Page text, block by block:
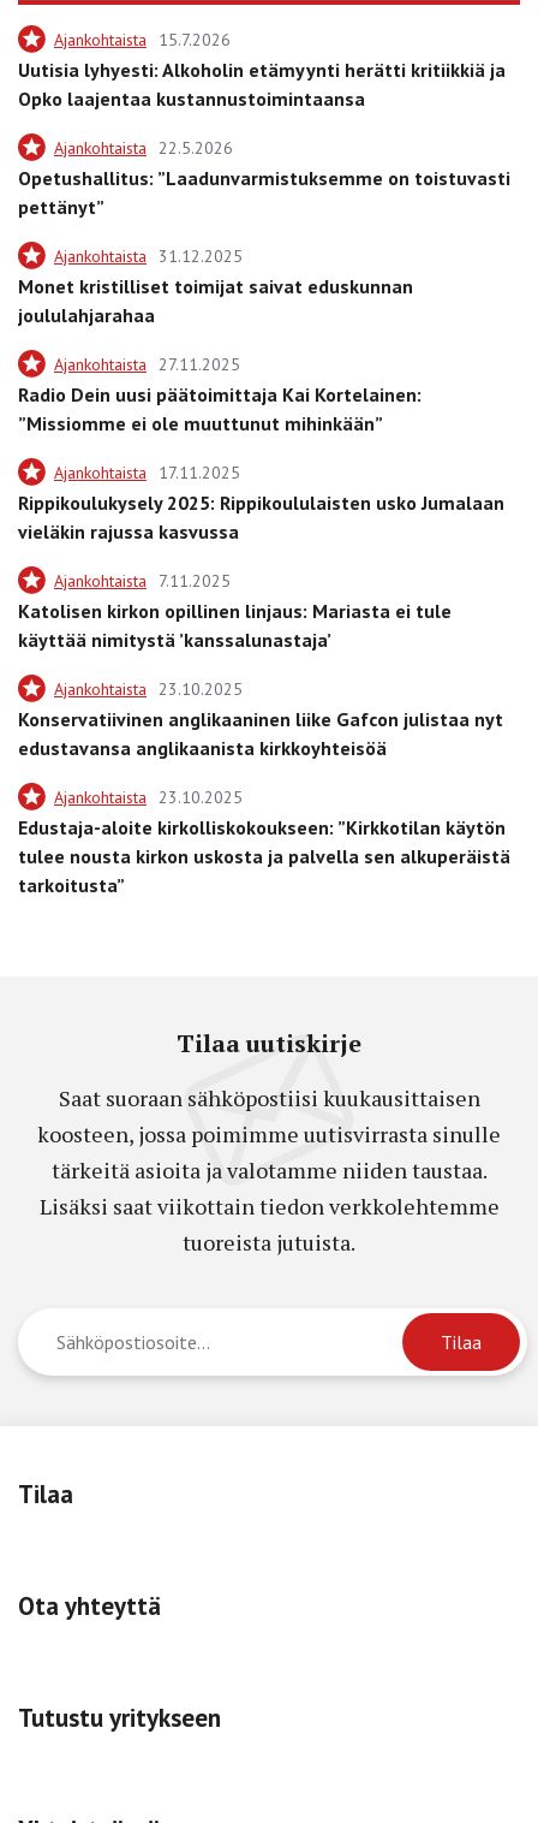
Ajankohtaista 15.7.2026
Uutisia lyhyesti: Alkoholin etämyynti herätti kritiikkiä ja
Opko laajentaa kustannustoimintaansa
Ajankohtaista 22.5.2026
Opetushallitus: ”Laadunvarmistuksemme on toistuvasti
pettänyt”
Ajankohtaista 31.12.2025
Monet kristilliset toimijat saivat eduskunnan
joululahjarahaa
Ajankohtaista 27.11.2025
Radio Dein uusi päätoimittaja Kai Kortelainen:
”Missiomme ei ole muuttunut mihinkään”
Ajankohtaista 17.11.2025
Rippikoulukysely 2025: Rippikoululaisten usko Jumalaan
vieläkin rajussa kasvussa
Ajankohtaista 7.11.2025
Katolisen kirkon opillinen linjaus: Mariasta ei tule
käyttää nimitystä ’kanssalunastaja’
Ajankohtaista 23.10.2025
Konservatiivinen anglikaaninen liike Gafcon julistaa nyt
edustavansa anglikaanista kirkkoyhteisöä
Ajankohtaista 23.10.2025
Edustaja-aloite kirkolliskokoukseen: ”Kirkkotilan käytön
tulee nousta kirkon uskosta ja palvella sen alkuperäistä
tarkoitusta”
Tilaa uutiskirje
Saat suoraan sähköpostiisi kuukausittaisen
koosteen, jossa poimimme uutisvirrasta sinulle
tärkeitä asioita ja valotamme niiden taustaa.
Lisäksi saat viikottain tiedon verkkolehtemme
tuoreista jutuista.
Tilaa
Ota yhteyttä
Tutustu yritykseen